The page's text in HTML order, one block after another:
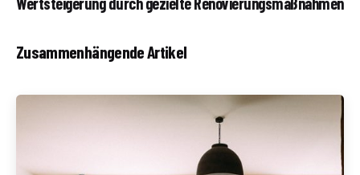
Zusammenhängende Artikel